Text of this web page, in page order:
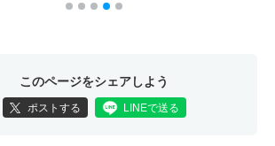
このページをシェアしよう
ポストする LINEで送る